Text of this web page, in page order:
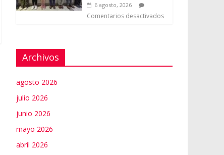
6 agosto, 2026
Comentarios desactivados
Archivos
agosto 2026
julio 2026
junio 2026
mayo 2026
abril 2026